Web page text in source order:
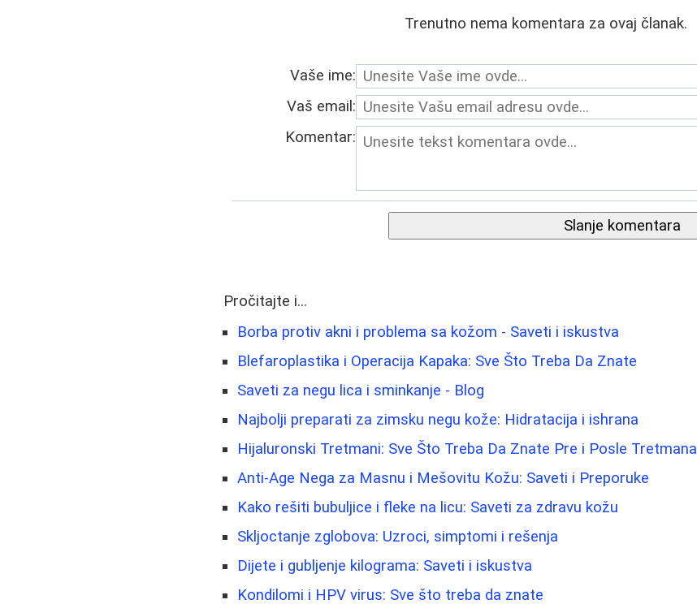
Trenutno nema komentara za ovaj članak.
Vaše ime:
Vaš email:
Komentar:
Slanje komentara
Pročitajte i...
Borba protiv akni i problema sa kožom - Saveti i iskustva
Blefaroplastika i Operacija Kapaka: Sve Što Treba Da Znate
Saveti za negu lica i sminkanje - Blog
Najbolji preparati za zimsku negu kože: Hidratacija i ishrana
Hijaluronski Tretmani: Sve Što Treba Da Znate Pre i Posle Tretmana
Anti-Age Nega za Masnu i Mešovitu Kožu: Saveti i Preporuke
Kako rešiti bubuljice i fleke na licu: Saveti za zdravu kožu
Skljoctanje zglobova: Uzroci, simptomi i rešenja
Dijete i gubljenje kilograma: Saveti i iskustva
Kondilomi i HPV virus: Sve što treba da znate